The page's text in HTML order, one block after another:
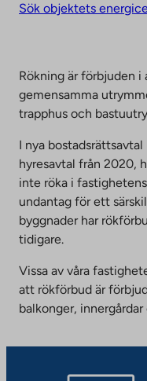
Sök objektets
Rökning är förbjuden i
gemensamma
trapphus och
I nya
hyresavtal från 2020,
inte röka i
undantag för ett
byggnader har
tidigare.
Vissa av våra
att rökförbud är
balkonger,